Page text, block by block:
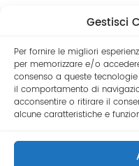
Gestisci
Per fornire le migliori
per memorizzare e/o
consenso a queste
il comportamento di
acconsentire o ritirare il
alcune caratteristiche e
© 2019
02507980999